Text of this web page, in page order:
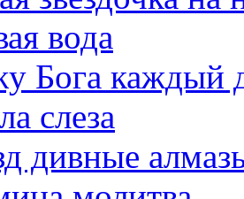
вода
Бога каждый
слеза
дивные